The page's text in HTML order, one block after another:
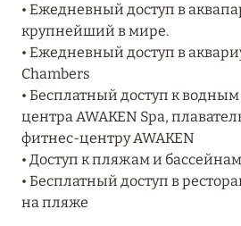
ATLANTIS THE PALM:
НАПИТКОВ ДЛЯ HB И FB
Подробнее
13 февраля 2025
MANDARIN ORIENTAL
СКИДКИ ДО 30 % ОТ СУММЫ
РАЗМЕЩЕНИЕ ВЕСНОЙ
• Ежедневный доступ в
крупнейший в мире.
• Ежедневный доступ в
Chambers
• Бесплатный доступ к
центра AWAKEN Spa,
фитнес-центру AWAKEN
• Доступ к пляжам и
• Бесплатный доступ в
на пляже